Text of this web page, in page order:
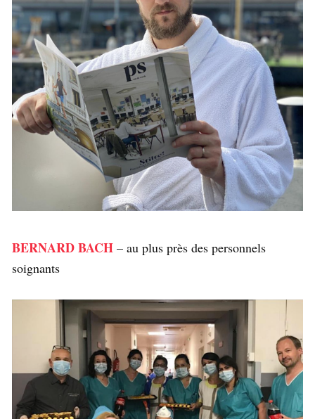
BERNARD BACH – au plus près des personnels
soignants